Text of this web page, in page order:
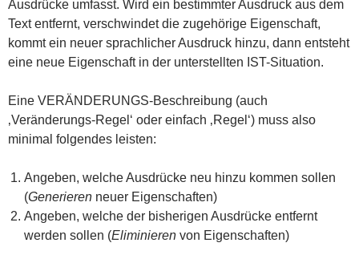
Ausdrücke umfasst. Wird ein bestimmter Ausdruck aus dem
Text entfernt, verschwindet die zugehörige Eigenschaft,
kommt ein neuer sprachlicher Ausdruck hinzu, dann entsteht
eine neue Eigenschaft in der unterstellten IST-Situation.
Eine VERÄNDERUNGS-Beschreibung (auch
‚Veränderungs-Regel‘ oder einfach ‚Regel‘) muss also
minimal folgendes leisten:
Angeben, welche Ausdrücke neu hinzu kommen sollen
(Generieren neuer Eigenschaften)
Angeben, welche der bisherigen Ausdrücke entfernt
werden sollen (Eliminieren von Eigenschaften)